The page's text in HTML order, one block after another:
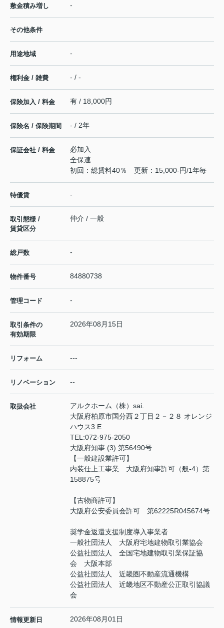
敷金積み増し -
その他条件
用途地域 -
権利金 / 雑費 - / -
保険加入 / 料金 有 / 18,000円
保険名 / 保険期間 - / 2年
保証会社 / 料金
必加入
全保連
初回：総賃料40％ 更新：15,000-円/1年毎
特優賃 -
取引態様 /
賃貸区分
仲介 / 一般
総戸数 -
物件番号 84880738
管理コード -
取引条件の
有効期限
2026年08月15日
リフォーム ---
リノベーション --
取扱会社
アルクホーム（株）sai.
大阪府柏原市国分西２丁目２－２８ オレンジ
ハウス3 E
TEL:072-975-2050
大阪府知事 (3) 第56490号
【一般建設業許可】
内装仕上工事業 大阪府知事許可（般-4）第
158875号
【古物商許可】
大阪府公安委員会許可 第62225R045674号
奨学金返還支援制度導入事業者
一般社団法人 大阪府宅地建物取引業協会
公益社団法人 全国宅地建物取引業保証協
会 大阪本部
公益社団法人 近畿圏不動産流通機構
公益社団法人 近畿地区不動産公正取引協議
会
情報更新日 2026年08月01日